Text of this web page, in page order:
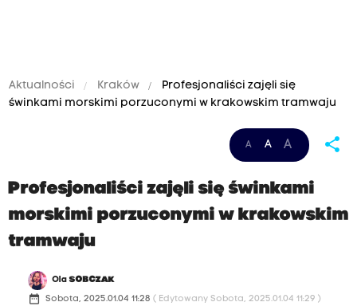
Aktualności Kraków
Profesjonaliści zajęli się
świnkami morskimi porzuconymi w krakowskim tramwaju
A A A share
Profesjonaliści zajęli się świnkami
morskimi porzuconymi w krakowskim
tramwaju
OlaSOBCZAK
date_range Sobota, 2025.01.04 11:28 ( Edytowany Sobota, 2025.01.04 11:29 )